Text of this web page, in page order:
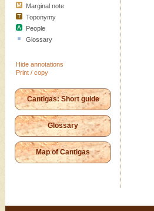
Marginal note
Toponymy
People
Glossary
Hide annotations
Print / copy
Cantigas: Short guide
Glossary
Map of Cantigas